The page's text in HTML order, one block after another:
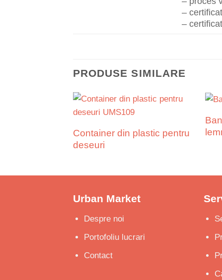
–
–
PRODUSE SIMILARE
Container din plastic pentru
deseuri
Urban Market
Despre noi
Portofoliu lucrari
Contact